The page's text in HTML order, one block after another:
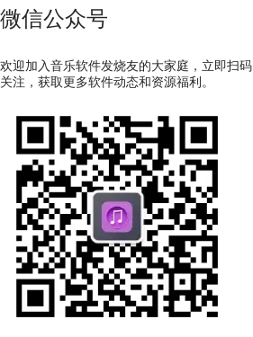
微信公众号
欢迎加入音乐软件发烧友的大家庭，立即扫码
关注，获取更多软件动态和资源福利。